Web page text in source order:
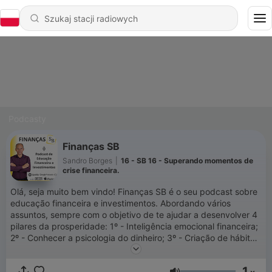
Finanças SB
Sandro Borges
16 - SB 16 - Superando momentos de
crise financeira.
Olá, seja muito bem vindo! Finanças SB é o seu podcast sobre
educação financeira e investimentos. Abordando vários
assuntos, sempre com o objetivo de te ajudar a desenvolver 4
pilares da prosperidade: 1º - Inteligência emocional financeira;
2º - Conhecer a psicologia do dinheiro; 3º - Criação de hábitos
e comportamentos financeiros enriquecedores; 4º - Regras